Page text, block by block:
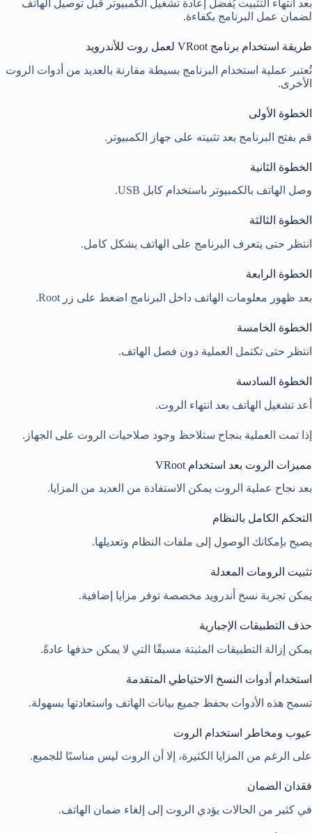
بعد انتهاء التثبيت يُفضل إعادة تشغيل الكمبيوتر قبل توصيل الهاتف
لضمان عمل البرنامج بكفاءة.
طريقة استخدام برنامج VRoot لعمل روت للأندرويد
تُعتبر عملية استخدام البرنامج بسيطة مقارنة بالعديد من أدوات الروت
الأخرى.
الخطوة الأولى
قم بفتح البرنامج بعد تثبيته على جهاز الكمبيوتر.
الخطوة الثانية
وصل الهاتف بالكمبيوتر باستخدام كابل USB.
الخطوة الثالثة
انتظر حتى يتعرف البرنامج على الهاتف بشكل كامل.
الخطوة الرابعة
بعد ظهور معلومات الهاتف داخل البرنامج اضغط على زر Root.
الخطوة الخامسة
انتظر حتى تكتمل العملية دون فصل الهاتف.
الخطوة السادسة
أعد تشغيل الهاتف بعد انتهاء الروت.
إذا تمت العملية بنجاح ستلاحظ وجود صلاحيات الروت على الجهاز.
مميزات الروت بعد استخدام VRoot
بعد نجاح عملية الروت يمكن الاستفادة من العديد من المزايا.
التحكم الكامل بالنظام
يصبح بإمكانك الوصول إلى ملفات النظام وتعديلها.
تثبيت الرومات المعدلة
يمكن تجربة نسخ أندرويد مخصصة توفر مزايا إضافية.
حذف التطبيقات الإجبارية
يمكن إزالة التطبيقات المثبتة مسبقًا التي لا يمكن حذفها عادةً.
استخدام أدوات النسخ الاحتياطي المتقدمة
تسمح هذه الأدوات بحفظ جميع بيانات الهاتف واستعادتها بسهولة.
عيوب ومخاطر استخدام الروت
على الرغم من المزايا الكثيرة، إلا أن الروت ليس مناسبًا للجميع.
فقدان الضمان
في كثير من الحالات يؤدي الروت إلى إلغاء ضمان الهاتف.